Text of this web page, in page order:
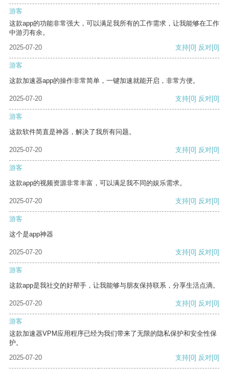
游客
这款app的功能非常强大，可以满足我所有的工作需求，让我能够在工作
中游刃有余。
2025-07-20
支持[0] 反对[0]
游客
这款加速器app的操作非常简单，一键加速就能开启，非常方便。
2025-07-20 支持[0] 反对[0]
游客
这款软件简直是神器，解决了我所有问题。
2025-07-20 支持[0] 反对[0]
游客
这款app的视频资源非常丰富，可以满足我不同的娱乐需求。
2025-07-20 支持[0] 反对[0]
游客
这个是app神器
2025-07-20 支持[0] 反对[0]
游客
这款app是我社交的好帮手，让我能够与朋友保持联系，分享生活点滴。
2025-07-20 支持[0] 反对[0]
游客
这款加速器VPM应用程序已经为我们带来了无限的隐私保护和安全性保
护。
2025-07-20
支持[0] 反对[0]